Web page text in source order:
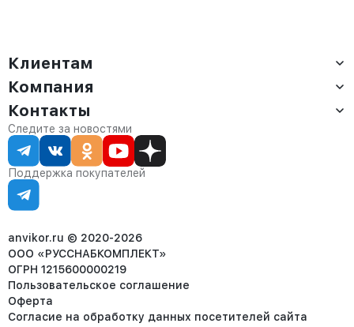
Клиентам
Доставка
Оплата
Сервис
Статус заказа
Статьи
Компания
О компании
Контакты
Партнёрам
Контакты
Отдел продаж:
8 (800) 234-22-62
corp@anvikor.ru
Ежедневно, с 7:00-19:00 (МСК)
Отдел рекламации:
8 (953) 455-25-61
Следите за новостями
Поддержка покупателей
anvikor.ru © 2020-2026
ООО «РУССНАБКОМПЛЕКТ»
ОГРН 1215600000219
Пользовательское соглашение
Оферта
Согласие на обработку данных посетителей сайта